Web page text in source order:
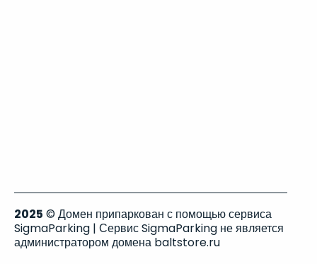
2025 © Домен припаркован с помощью сервиса
SigmaParking | Сервис SigmaParking не является
администратором домена baltstore.ru